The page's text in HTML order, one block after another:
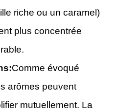
riche ou un caramel)
plus concentrée
Comme évoqué
arômes peuvent
mutuellement. La